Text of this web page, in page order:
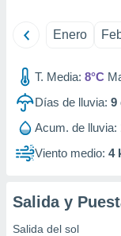
de
datos
Enero
T. Media: 8°C
Días de lluvia: 9
Acum. de lluvia:
Viento medio: 4
Salida y
Salida del sol